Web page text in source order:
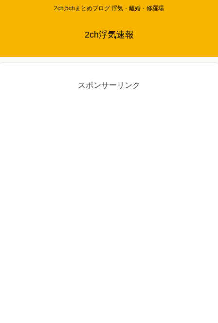
2ch,5chまとめブログ 浮気・離婚・修羅場
2ch浮気速報
スポンサーリンク